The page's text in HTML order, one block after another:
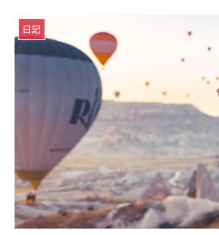
日記